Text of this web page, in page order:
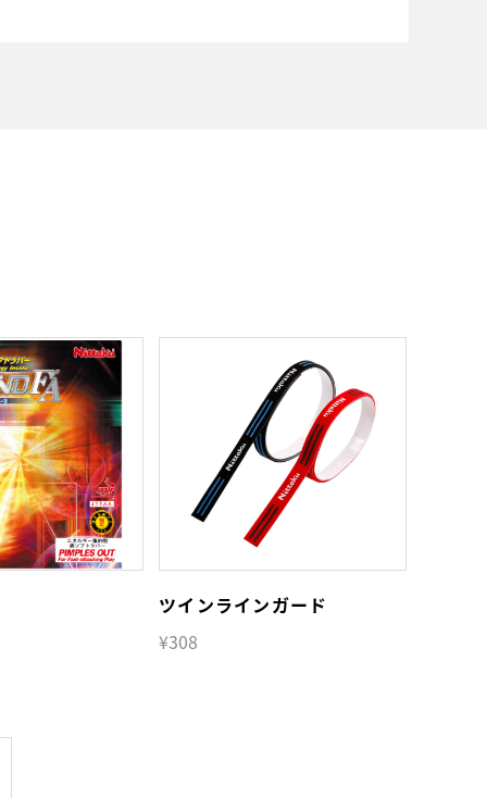
ツインラインガード
¥308